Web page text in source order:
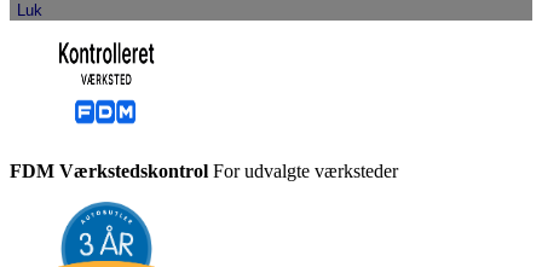
Luk
FDM Værkstedskontrol For udvalgte værksteder